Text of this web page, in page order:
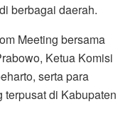
berbagai daerah.
Meeting bersama
Ketua Komisi
serta para
di Kabupaten